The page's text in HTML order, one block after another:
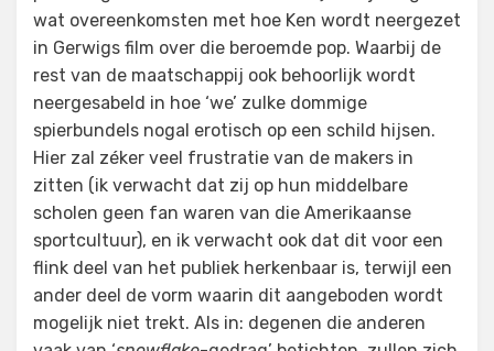
wat overeenkomsten met hoe Ken wordt neergezet
in Gerwigs film over die beroemde pop. Waarbij de
rest van de maatschappij ook behoorlijk wordt
neergesabeld in hoe ‘we’ zulke dommige
spierbundels nogal erotisch op een schild hijsen.
Hier zal zéker veel frustratie van de makers in
zitten (ik verwacht dat zij op hun middelbare
scholen geen fan waren van die Amerikaanse
sportcultuur), en ik verwacht ook dat dit voor een
flink deel van het publiek herkenbaar is, terwijl een
ander deel de vorm waarin dit aangeboden wordt
mogelijk niet trekt. Als in: degenen die anderen